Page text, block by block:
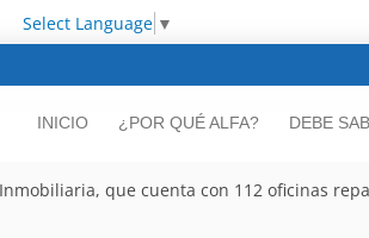
Select Language ▼
INICIO ¿POR QUÉ ALFA? DEBE
que cuenta con 112 oficinas